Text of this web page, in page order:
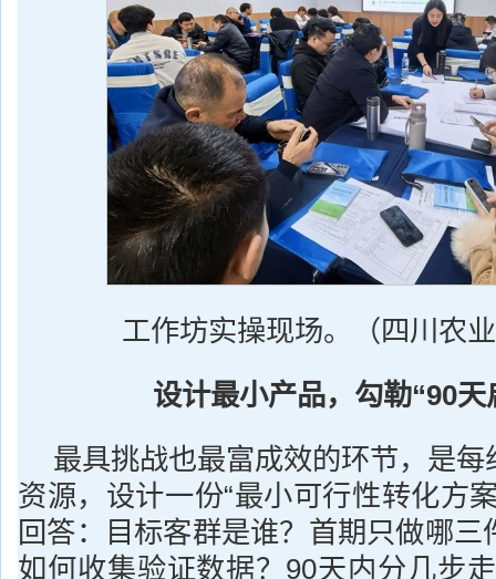
工作坊实操现场。（四川农
设计最小产品，勾勒“90天
最具挑战也最富成效的环节，是
资源，设计一份“最小可行性转化方
回答：目标客群是谁？首期只做哪三
如何收集验证数据？90天内分几步